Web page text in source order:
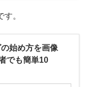
。
始め方を画像
でも簡単10